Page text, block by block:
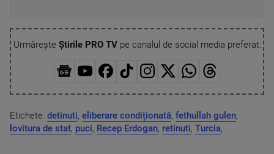
Urmărește Știrile PRO TVpe canalul de social media preferat:
Etichete: detinuti, eliberare condiționată, fethullah gulen,
lovitura de stat, puci, Recep Erdogan, retinuti, Turcia,